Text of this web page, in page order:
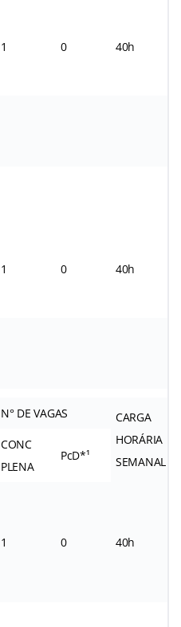
1 0 40h
1 0 40h
N° DE VAGAS
CARGA
HORÁRIA
SEMANAL
CONC
PLENA
PcD*¹
1 0 40h